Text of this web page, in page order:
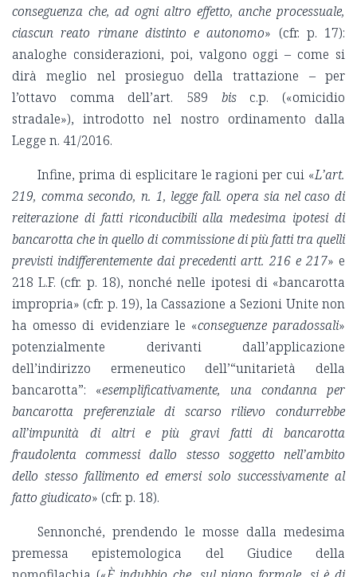
conseguenza che, ad ogni altro effetto, anche processuale,
ciascun reato rimane distinto e autonomo» (cfr. p. 17):
analoghe considerazioni, poi, valgono oggi – come si
dirà meglio nel prosieguo della trattazione – per
l’ottavo comma dell’art. 589 bisc.p. («omicidio
stradale»), introdotto nel nostro ordinamento dalla
Legge n. 41/2016.
Infine, prima di esplicitare le ragioni per cui «L’art.
219, comma secondo, n. 1, legge fall. opera sia nel caso di
reiterazione di fatti riconducibili alla medesima ipotesi di
bancarotta che in quello di commissione di più fatti tra quelli
previsti indifferentemente dai precedenti artt. 216 e 217» e
218 L.F. (cfr. p. 18), nonché nelle ipotesi di «bancarotta
impropria» (cfr. p. 19), la Cassazione a Sezioni Unite non
ha omesso di evidenziare le «conseguenze paradossali»
potenzialmente derivanti dall’applicazione
dell’indirizzo ermeneutico dell’“unitarietà della
bancarotta”: «esemplificativamente, una condanna per
bancarotta preferenziale di scarso rilievo condurrebbe
all’impunità di altri e più gravi fatti di bancarotta
fraudolenta commessi dallo stesso soggetto nell’ambito
dello stesso fallimento ed emersi solo successivamente al
fatto giudicato» (cfr. p. 18).
Sennonché, prendendo le mosse dalla medesima
premessa epistemologica del Giudice della